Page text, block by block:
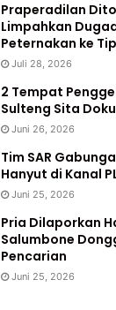
Praperadilan
Limpahkan
Peternakan ke
Juli 28, 2026
2 Tempat
Sulteng Sita
Juni 26, 2026
Tim SAR
Hanyut di Kanal
Juni 25, 2026
Pria Dilaporkan
Salumbone
Pencarian
Juni 25, 2026